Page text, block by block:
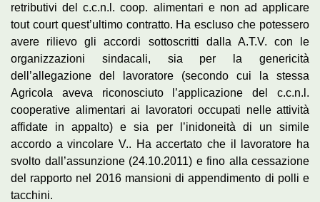
retributivi del c.c.n.l. coop. alimentari e non ad applicare
tout court quest’ultimo contratto. Ha escluso che potessero
avere rilievo gli accordi sottoscritti dalla A.T.V. con le
organizzazioni sindacali, sia per la genericità
dell’allegazione del lavoratore (secondo cui la stessa
Agricola aveva riconosciuto l’applicazione del c.c.n.l.
cooperative alimentari ai lavoratori occupati nelle attività
affidate in appalto) e sia per l’inidoneità di un simile
accordo a vincolare V.. Ha accertato che il lavoratore ha
svolto dall’assunzione (24.10.2011) e fino alla cessazione
del rapporto nel 2016 mansioni di appendimento di polli e
tacchini.